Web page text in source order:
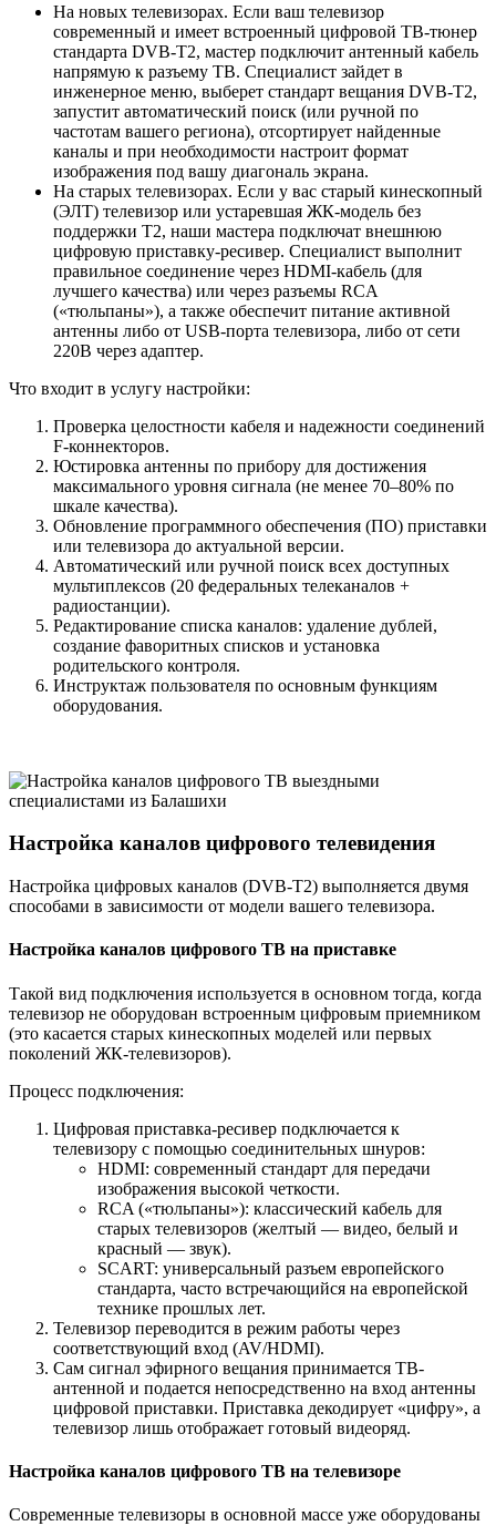
На новых телевизорах. Если ваш телевизор
современный и имеет встроенный цифровой ТВ-тюнер
стандарта DVB-T2, мастер подключит антенный кабель
напрямую к разъему ТВ. Специалист зайдет в
инженерное меню, выберет стандарт вещания DVB-T2,
запустит автоматический поиск (или ручной по
частотам вашего региона), отсортирует найденные
каналы и при необходимости настроит формат
изображения под вашу диагональ экрана.
На старых телевизорах. Если у вас старый кинескопный
(ЭЛТ) телевизор или устаревшая ЖК-модель без
поддержки T2, наши мастера подключат внешнюю
цифровую приставку-ресивер. Специалист выполнит
правильное соединение через HDMI-кабель (для
лучшего качества) или через разъемы RCA
(«тюльпаны»), а также обеспечит питание активной
антенны либо от USB-порта телевизора, либо от сети
220В через адаптер.
Что входит в услугу настройки:
Проверка целостности кабеля и надежности соединений
F-коннекторов.
Юстировка антенны по прибору для достижения
максимального уровня сигнала (не менее 70–80% по
шкале качества).
Обновление программного обеспечения (ПО) приставки
или телевизора до актуальной версии.
Автоматический или ручной поиск всех доступных
мультиплексов (20 федеральных телеканалов +
радиостанции).
Редактирование списка каналов: удаление дублей,
создание фаворитных списков и установка
родительского контроля.
Инструктаж пользователя по основным функциям
оборудования.
Настройка каналов цифрового телевидения
Настройка цифровых каналов (DVB-T2) выполняется двумя
способами в зависимости от модели вашего телевизора.
Настройка каналов цифрового ТВ на приставке
Такой вид подключения используется в основном тогда, когда
телевизор не оборудован встроенным цифровым приемником
(это касается старых кинескопных моделей или первых
поколений ЖК-телевизоров).
Процесс подключения:
Цифровая приставка-ресивер подключается к
телевизору с помощью соединительных шнуров:
HDMI: современный стандарт для передачи
изображения высокой четкости.
RCA («тюльпаны»): классический кабель для
старых телевизоров (желтый — видео, белый и
красный — звук).
SCART: универсальный разъем европейского
стандарта, часто встречающийся на европейской
технике прошлых лет.
Телевизор переводится в режим работы через
соответствующий вход (AV/HDMI).
Сам сигнал эфирного вещания принимается ТВ-
антенной и подается непосредственно на вход антенны
цифровой приставки. Приставка декодирует «цифру», а
телевизор лишь отображает готовый видеоряд.
Настройка каналов цифрового ТВ на телевизоре
Современные телевизоры в основной массе уже оборудованы